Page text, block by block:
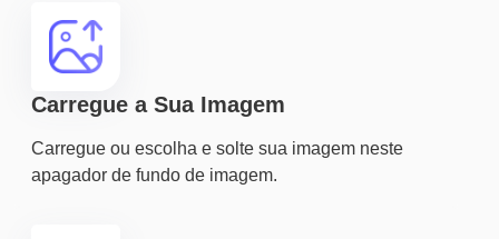
Carregue a Sua Imagem
Carregue ou escolha e solte sua imagem neste
apagador de fundo de imagem.